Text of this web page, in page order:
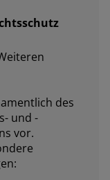
des
und -
vor.